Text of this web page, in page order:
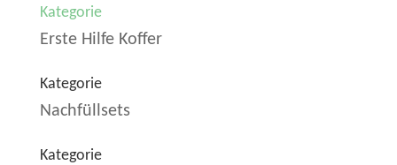
Kategorie
Erste Hilfe Koffer
Kategorie
Nachfüllsets
Kategorie